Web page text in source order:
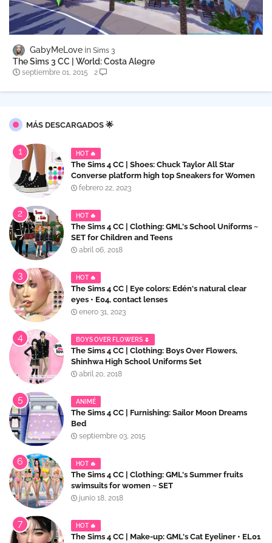
GabyMeLove Sims 3
The Sims 3 CC | World: Costa Alegre
septiembre 01, 2015 2
MÁS DESCARGADOS 🌟
HOT 🔥
The Sims 4 CC | Shoes: Chuck Taylor All Star
Converse platform high top Sneakers for Women
febrero 22, 2023
HOT 🔥
The Sims 4 CC | Clothing: GML's School Uniforms ~
SET for Children and Teens
abril 06, 2018
HOT 🔥
The Sims 4 CC | Eye colors: Edén's natural clear
eyes • E04, contact lenses
enero 31, 2023
BOYS OVER FLOWERS 🌷
The Sims 4 CC | Clothing: Boys Over Flowers,
Shinhwa High School Uniforms Set
abril 20, 2018
ANIMÉ
The Sims 4 CC | Furnishing: Sailor Moon Dreams
Bed
septiembre 03, 2015
HOT 🔥
The Sims 4 CC | Clothing: GML's Summer fruits
swimsuits for women ~ SET
junio 18, 2018
HOT 🔥
The Sims 4 CC | Make-up: GML's Cat Eyeliner • EL01